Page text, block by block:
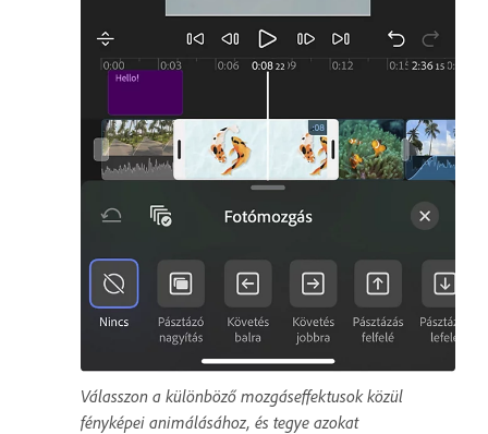
Válasszon a különböző mozgáseffektusok közül
fényképei animálásához, és tegye azokat